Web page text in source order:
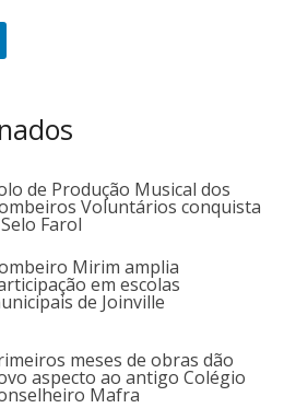
de Produção Musical dos
Voluntários conquista
Farol
Mirim amplia
em escolas
de Joinville
meses de obras dão
aspecto ao antigo Colégio
Mafra